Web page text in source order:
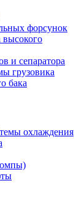
форсунок
высокого
и сепаратора
грузовика
бака
охлаждения